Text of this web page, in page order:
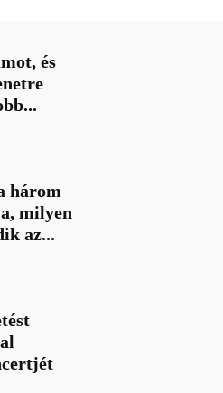
és
három
milyen
az...